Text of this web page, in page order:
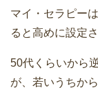
マイ・セラピー
ると高めに設定
50代くらいから
が、若いうちか